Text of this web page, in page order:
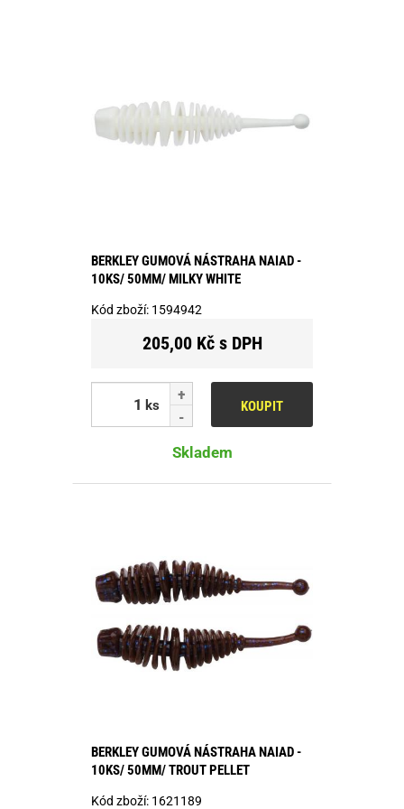
BERKLEY GUMOVÁ NÁSTRAHA NAIAD -
10KS/ 50MM/ MILKY WHITE
Kód zboží: 1594942
205,00 Kč s DPH
ks KOUPIT
Skladem
BERKLEY GUMOVÁ NÁSTRAHA NAIAD -
10KS/ 50MM/ TROUT PELLET
Kód zboží: 1621189